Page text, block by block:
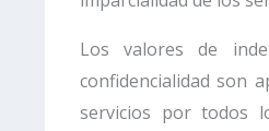
Los valores de
confidencialidad son
servicios por todos